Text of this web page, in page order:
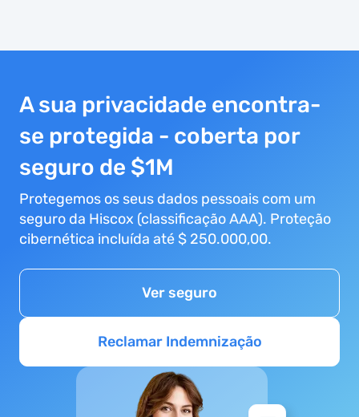
A sua privacidade encontra-
se protegida - coberta por
seguro de $1M
Protegemos os seus dados pessoais com um
seguro da Hiscox (classificação AAA). Proteção
cibernética incluída até $ 250.000,00.
Ver seguro
Reclamar Indemnização